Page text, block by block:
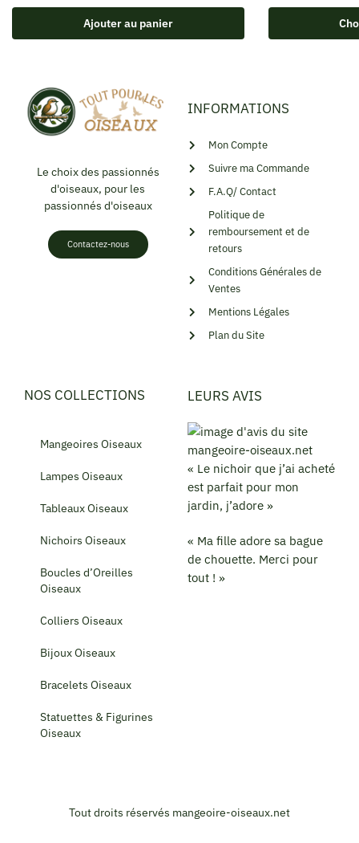
Ajouter au panier
Le choix des passionnés
d'oiseaux, pour les
passionnés d'oiseaux
Contactez-nous
INFORMATIONS
Mon Compte
Suivre ma Commande
F.A.Q/ Contact
Politique de
remboursement et de
retours
Conditions Générales de
Ventes
Mentions Légales
Plan du Site
NOS COLLECTIONS
Mangeoires Oiseaux
Lampes Oiseaux
Tableaux Oiseaux
Nichoirs Oiseaux
Boucles d’Oreilles
Oiseaux
Colliers Oiseaux
Bijoux Oiseaux
Bracelets Oiseaux
Statuettes & Figurines
Oiseaux
LEURS AVIS
« Le nichoir que j’ai acheté
est parfait pour mon
jardin, j’adore »
« Ma fille adore sa bague
de chouette. Merci pour
tout ! »
Tout droits réservés mangeoire-oiseaux.net